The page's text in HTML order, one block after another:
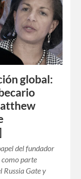
global:
del fundador
parte
Russia Gate y